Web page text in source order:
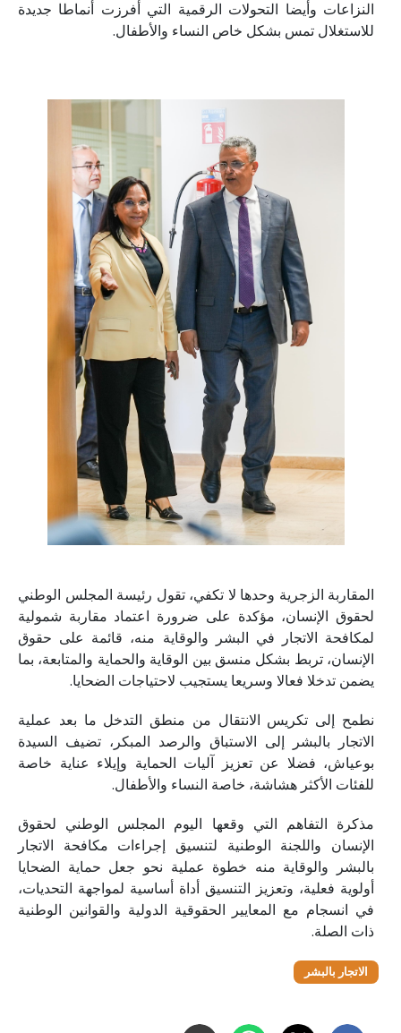
النزاعات وأيضا التحولات الرقمية التي أفرزت أنماطا جديدة
للاستغلال تمس بشكل خاص النساء والأطفال.
المقاربة الزجرية وحدها لا تكفي، تقول رئيسة المجلس الوطني
لحقوق الإنسان، مؤكدة على ضرورة اعتماد مقاربة شمولية
لمكافحة الاتجار في البشر والوقاية منه، قائمة على حقوق
الإنسان، تربط بشكل منسق بين الوقاية والحماية والمتابعة، بما
يضمن تدخلا فعالا وسريعا يستجيب لاحتياجات الضحايا.
نطمح إلى تكريس الانتقال من منطق التدخل ما بعد عملية
الاتجار بالبشر إلى الاستباق والرصد المبكر، تضيف السيدة
بوعياش، فضلا عن تعزيز آليات الحماية وإيلاء عناية خاصة
للفئات الأكثر هشاشة، خاصة النساء والأطفال.
مذكرة التفاهم التي وقعها اليوم المجلس الوطني لحقوق
الإنسان واللجنة الوطنية لتنسيق إجراءات مكافحة الاتجار
بالبشر والوقاية منه خطوة عملية نحو جعل حماية الضحايا
أولوية فعلية، وتعزيز التنسيق أداة أساسية لمواجهة التحديات،
في انسجام مع المعايير الحقوقية الدولية والقوانين الوطنية
ذات الصلة.
الاتجار بالبشر